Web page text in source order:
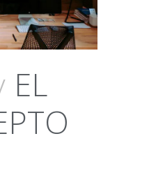
EL